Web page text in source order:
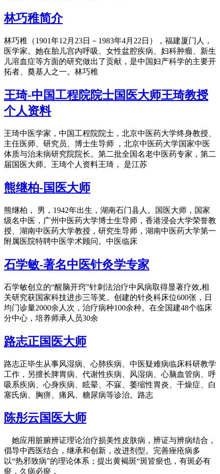
林巧稚简介
林巧稚（1901年12月23日－1983年4月22日），福建厦门人，
医学家。她在胎儿宫内呼吸、女性盆腔疾病、妇科肿瘤、新生
儿溶血症等方面的研究做出了贡献，是中国妇产科学的主要开
拓者、奠基人之一。林巧稚
王琦-中国工程院院士国医大师王琦教授
个人资料
王琦中医学家，中国工程院院士，北京中医药大学终身教授、
主任医师、研究员、博士生导师 ，北京中医药大学国家中医
体质与治未病研究院院长。第二批全国名老中医药专家，第二
届国医大师。王琦个人资料王琦， 是江苏
熊继柏-国医大师
熊继柏， 男，1942年出生，湖南石门县人。国医大师，国家
级名中医，广州中医药大学博士生导师，香港浸会大学荣誉教
授、湖南中医药大学教授，研究生导师，湖南中医药大学第一
附属医院特聘中医学术顾问。中医临床
石学敏-著名中医针灸学专家
石学敏创立的“醒脑开窍”针刺法治疗中风病取得显著疗效,相
关研究获国家科技进步三等奖。创建的针灸科床位600张，日
均门诊量2000余人次，治疗病种100余种。在全国建48个临床
分中心，培养师承人员30余
路志正国医大师
路志正毕生从事风湿病、心肺疾病、中医疑难病临床科研教学
工作，另擅长脾胃病、代谢性疾病、风湿病、心脑血管病、呼
吸系疾病、心身疾病、眩晕、不寐、萎缩性胃炎、干燥症、白
塞氏病、胸痹、痛风、糖尿病等诊治。路志
陈彤云国医大师
她应用脏腑辨证理论治疗损美性皮肤病，辨证与辨病结合，
倡导中西医结合，继承和创新，改进剂型。完善痤疮病多
以“热邪致病”的理论体系；提出黄褐斑“斑皆瘀也，有斑必有
瘀，久病必瘀，